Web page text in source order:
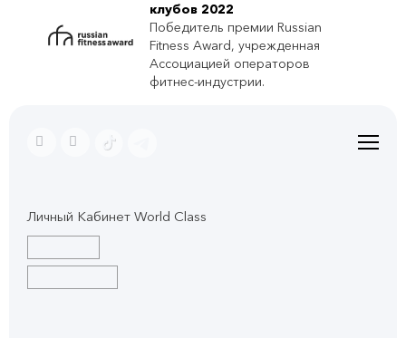
клубов 2022
Победитель премии Russian
Fitness Award, учрежденная
Ассоциацией операторов
фитнес-индустрии.
Личный Кабинет World Class